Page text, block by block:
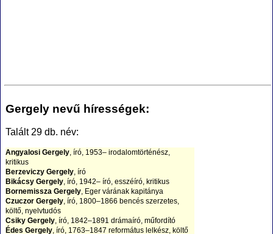
Gergely nevű hírességek:
Talált 29 db. név:
Angyalosi Gergely, író, 1953– irodalomtörténész,
kritikus
Berzeviczy Gergely, író
Bikácsy Gergely, író, 1942– író, esszéíró, kritikus
Bornemissza Gergely, Eger várának kapitánya
Czuczor Gergely, író, 1800–1866 bencés szerzetes,
költő, nyelvtudós
Csiky Gergely, író, 1842–1891 drámaíró, műfordító
Édes Gergely, író, 1763–1847 református lelkész, költő